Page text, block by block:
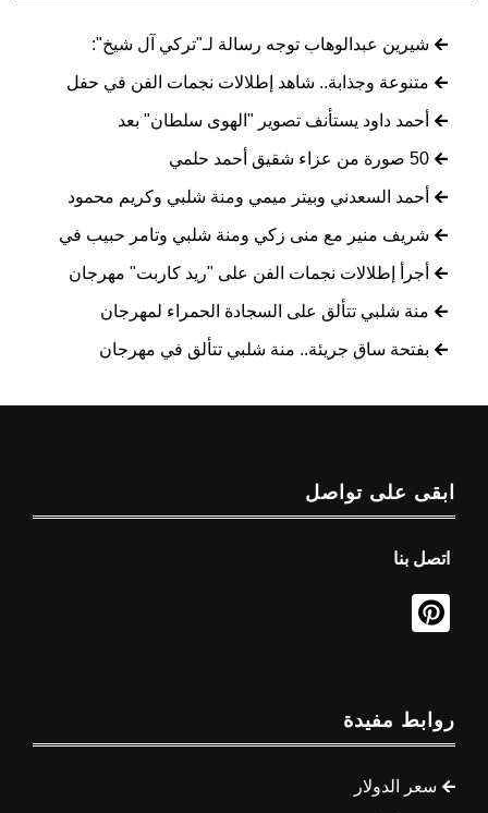
شيرين عبدالوهاب توجه رسالة لـ"تركي آل شيخ":
متنوعة وجذابة.. شاهد إطلالات نجمات الفن في حفل
أحمد داود يستأنف تصوير "الهوى سلطان" بعد
50 صورة من عزاء شقيق أحمد حلمي
أحمد السعدني وبيتر ميمي ومنة شلبي وكريم محمود
شريف منير مع منى زكي ومنة شلبي وتامر حبيب في
أجرأ إطلالات نجمات الفن على "ريد كاربت" مهرجان
منة شلبي تتألق على السجادة الحمراء لمهرجان
بفتحة ساق جريئة.. منة شلبي تتألق في مهرجان
ابقى على تواصل
اتصل بنا
روابط مفيدة
سعر الدولار